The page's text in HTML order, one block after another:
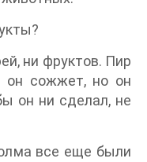
ни фруктов. Пир
он сожжет, но он
он ни сделал, не
все еще были